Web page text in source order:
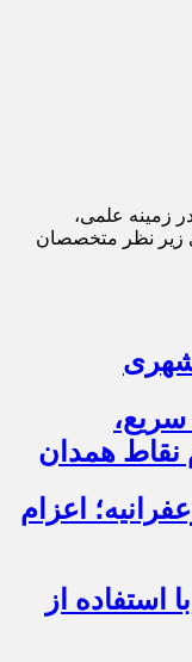
زمینه علمی،
زیر نظر متخصصان
شهری
نقاط همدان
اعزام
از